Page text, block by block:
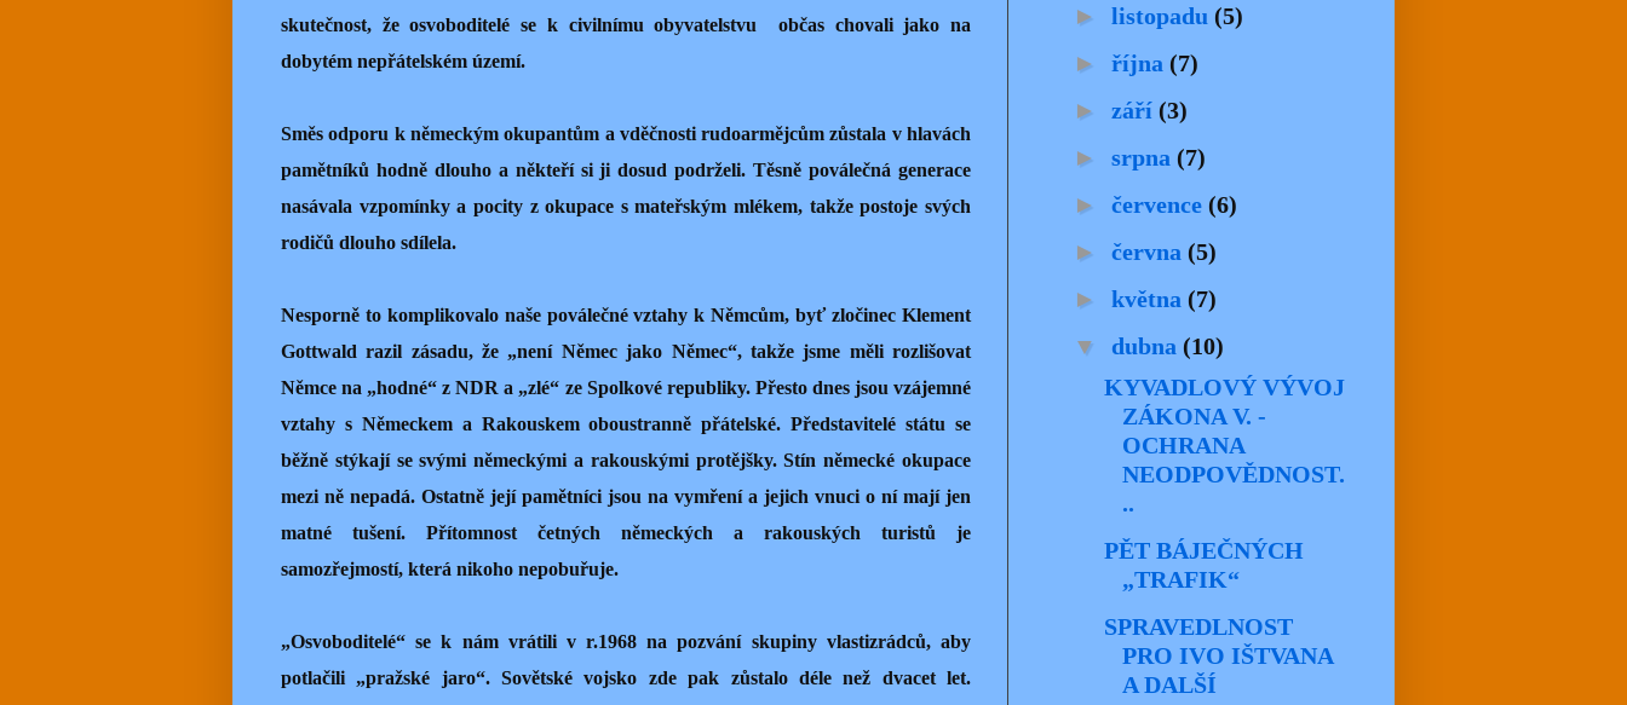
skutečnost, že osvoboditelé se k civilnímu obyvatelstvu občas chovali jako na
dobytém nepřátelském území.
Směs odporu k německým okupantům a vděčnosti rudoarmějcům zůstala v hlavách
pamětníků hodně dlouho a někteří si ji dosud podrželi. Těsně poválečná generace
nasávala vzpomínky a pocity z okupace s mateřským mlékem, takže postoje svých
rodičů dlouho sdílela.
Nesporně to komplikovalo naše poválečné vztahy k Němcům, byť zločinec Klement
Gottwald razil zásadu, že „není Němec jako Němec“, takže jsme měli rozlišovat
Němce na „hodné“ z NDR a „zlé“ ze Spolkové republiky. Přesto dnes jsou vzájemné
vztahy s Německem a Rakouskem oboustranně přátelské. Představitelé státu se
běžně stýkají se svými německými a rakouskými protějšky. Stín německé okupace
mezi ně nepadá. Ostatně její pamětníci jsou na vymření a jejich vnuci o ní mají jen
matné tušení. Přítomnost četných německých a rakouských turistů je
samozřejmostí, která nikoho nepobuřuje.
„Osvoboditelé“ se k nám vrátili v r.1968 na pozvání skupiny vlastizrádců, aby
potlačili „pražské jaro“. Sovětské vojsko zde pak zůstalo déle než dvacet let.
► listopadu (5)
► října (7)
► září (3)
► srpna (7)
► července (6)
► června (5)
► května (7)
▼ dubna (10)
KYVADLOVÝ VÝVOJ
ZÁKONA V. -
OCHRANA
NEODPOVĚDNOST.
..
PĚT BÁJEČNÝCH
„TRAFIK“
SPRAVEDLNOST
PRO IVO IŠTVANA
A DALŠÍ